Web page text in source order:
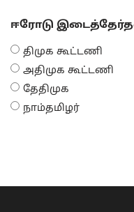
ஈரோடு
திமுக கூட்டணி
அதிமுக கூட்டணி
தேதிமுக
நாம்தமிழர்